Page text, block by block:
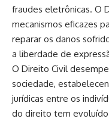
fraudes eletrônicas. O
mecanismos eficazes
reparar os danos
a liberdade de
O Direito Civil
sociedade,
jurídicas entre os
do direito tem evoluído